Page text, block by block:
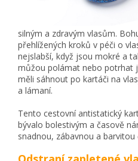
silným a zdravým vlasům.
přehlížených kroků v péči o
nejslabší, když jsou mokré a
můžou polámat nebo potrhat
měli sáhnout po kartáči na
a lámaní.
Tento cestovní antistatický
bývalo bolestivým a časově
snadnou, zábavnou a barvitou